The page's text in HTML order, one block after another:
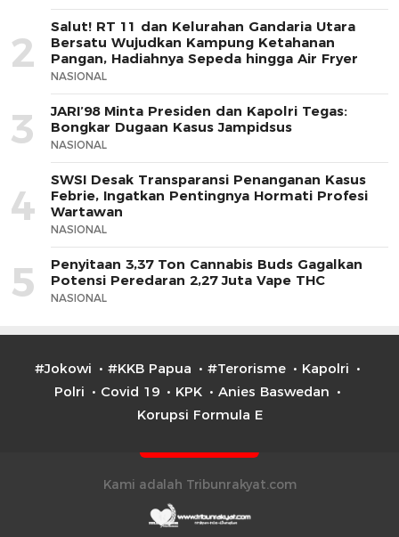
2
Salut! RT 11 dan Kelurahan Gandaria Utara
Bersatu Wujudkan Kampung Ketahanan
Pangan, Hadiahnya Sepeda hingga Air Fryer
NASIONAL
3
JARI’98 Minta Presiden dan Kapolri Tegas:
Bongkar Dugaan Kasus Jampidsus
NASIONAL
4
SWSI Desak Transparansi Penanganan Kasus
Febrie, Ingatkan Pentingnya Hormati Profesi
Wartawan
NASIONAL
5
Penyitaan 3,37 Ton Cannabis Buds Gagalkan
Potensi Peredaran 2,27 Juta Vape THC
NASIONAL
#Jokowi #KKB Papua #Terorisme
Kapolri
Polri
Covid 19 KPK
Anies Baswedan
Korupsi Formula E
Kami adalah Tribunrakyat.com